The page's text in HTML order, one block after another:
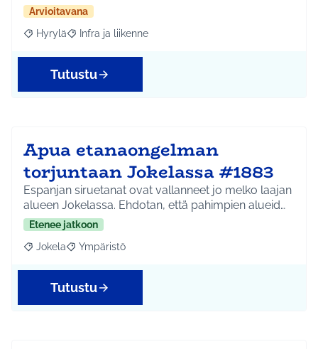
Arvioitavana
Rajaa tulokset aihepiirin mukaan: Hyrylä
Hyrylä Rajaa tulokset teeman mukaan: Infra ja liikenne
Infra ja liikenne
Tutustu
Apua etanaongelman
torjuntaan Jokelassa #1883
Espanjan siruetanat ovat vallanneet jo melko laajan
alueen Jokelassa. Ehdotan, että pahimpien alueid…
Etenee jatkoon
Rajaa tulokset aihepiirin mukaan: Jokela
Jokela Rajaa tulokset teeman mukaan: Ympäristö
Ympäristö
Tutustu